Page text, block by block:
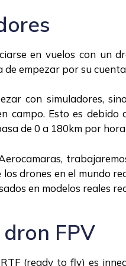
en vuelos con un
empezar por su
con simuladores,
campo. Esto es
de 0 a 180km por hora
drones en el mundo
en modelos reales
FPV
(ready to fly) es